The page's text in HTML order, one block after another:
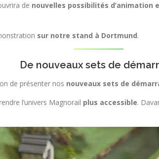
de nouvelles possibilités d’animation
sur notre stand à Dortmund.
De nouveaux sets de
de présenter nos nouveaux sets de
l’univers Magnorail plus accessible.